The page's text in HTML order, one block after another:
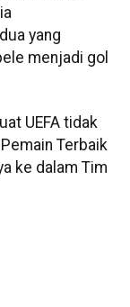
yang
menjadi gol
UEFA tidak
Terbaik
ke dalam Tim